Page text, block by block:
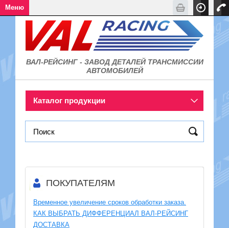
ВАЛ-РЕЙСИНГ - ЗАВОД ДЕТАЛЕЙ ТРАНСМИССИИ
АВТОМОБИЛЕЙ
Каталог продукции
Меню
ПОКУПАТЕЛЯМ
Временное увеличение сроков обработки заказа.
КАК ВЫБРАТЬ ДИФФЕРЕНЦИАЛ ВАЛ-РЕЙСИНГ
ДОСТАВКА